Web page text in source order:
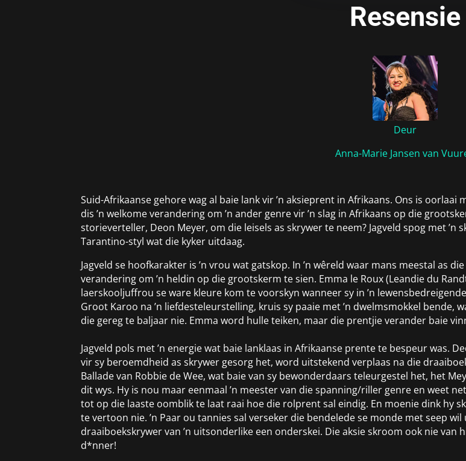
Resensie
Deur
Anna-Marie Jansen van
Suid-Afrikaanse gehore wag al baie lank vir ’n aksieprent in Afrikaans. Ons is
dis ’n welkome verandering om ’n ander genre vir ’n slag in Afrikaans op die
storieverteller, Deon Meyer, om die leisels as skrywer te neem? Jagveld spog met
Tarantino-styl wat die kyker uitdaag.
Jagveld se hoofkarakter is ’n vrou wat gatskop. In ’n wêreld waar mans meestal as
verandering om ’n heldin op die grootskerm te sien. Emma le Roux (Leandie du
laerskooljuffrou se ware kleure kom te voorskyn wanneer sy in ’n
Groot Karoo na ’n liefdesteleurstelling, kruis sy paaie met ’n dwelmsmokkel
die gereg te baljaar nie. Emma word hulle teiken, maar die prentjie verander baie
Jagveld pols met ’n energie wat baie lanklaas in Afrikaanse prente te bespeur was.
vir sy beroemdheid as skrywer gesorg het, word uitstekend verplaas na die
Ballade van Robbie de Wee, wat baie van sy bewonderdaars teleurgestel het, het
dit wys. Hy is nou maar eenmaal ’n meester van die spanning/riller genre en weet
tot op die laaste oomblik te laat raai hoe die rolprent sal eindig. En moenie dink hy
te vertoon nie. ’n Paar ou tannies sal verseker die bendelede se monde met seep
draaiboekskrywer van ’n uitsonderlike een onderskei. Die aksie skroom ook nie van
d*nner!